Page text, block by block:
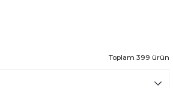
Toplam 399 ürün